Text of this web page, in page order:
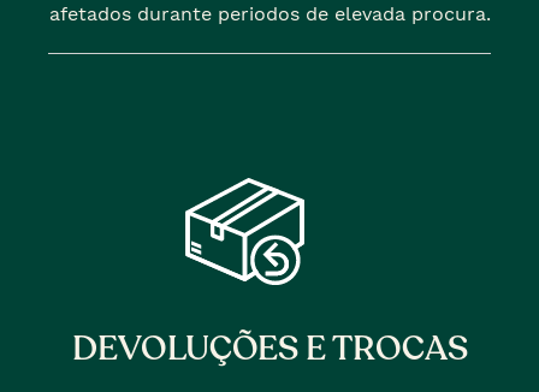
afetados durante periodos de elevada procura.
DEVOLUÇÕES E TROCAS